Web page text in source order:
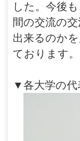
した。今後
間の交流の
出来るのか
ております。
▼各大学の代